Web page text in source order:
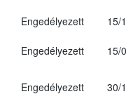
Engedélyezett 15/
Engedélyezett
15/
Engedélyezett 30/